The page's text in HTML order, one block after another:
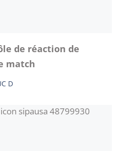
de réaction de
match
D